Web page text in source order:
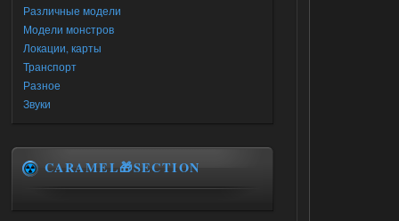
Различные модели
Модели монстров
Локации, карты
Транспорт
Разное
Звуки
CARAMEL🎁SECTION